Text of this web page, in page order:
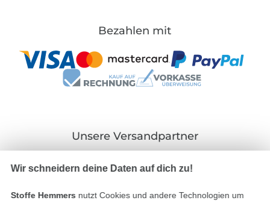
Bezahlen mit
Unsere Versandpartner
Wir schneidern deine Daten auf dich zu!
Stoffe Hemmers nutzt Cookies und andere Technologien um